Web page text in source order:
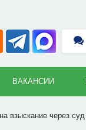
ВАКАНСИИ
взыскание через суд